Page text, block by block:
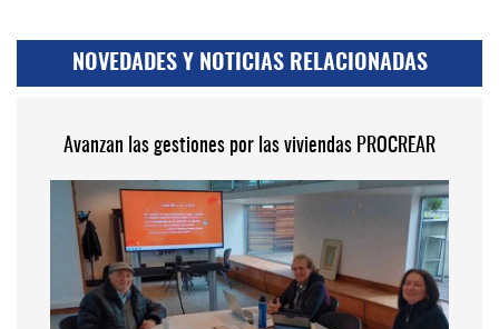
NOVEDADES Y NOTICIAS RELACIONADAS
Avanzan las gestiones por las viviendas PROCREAR